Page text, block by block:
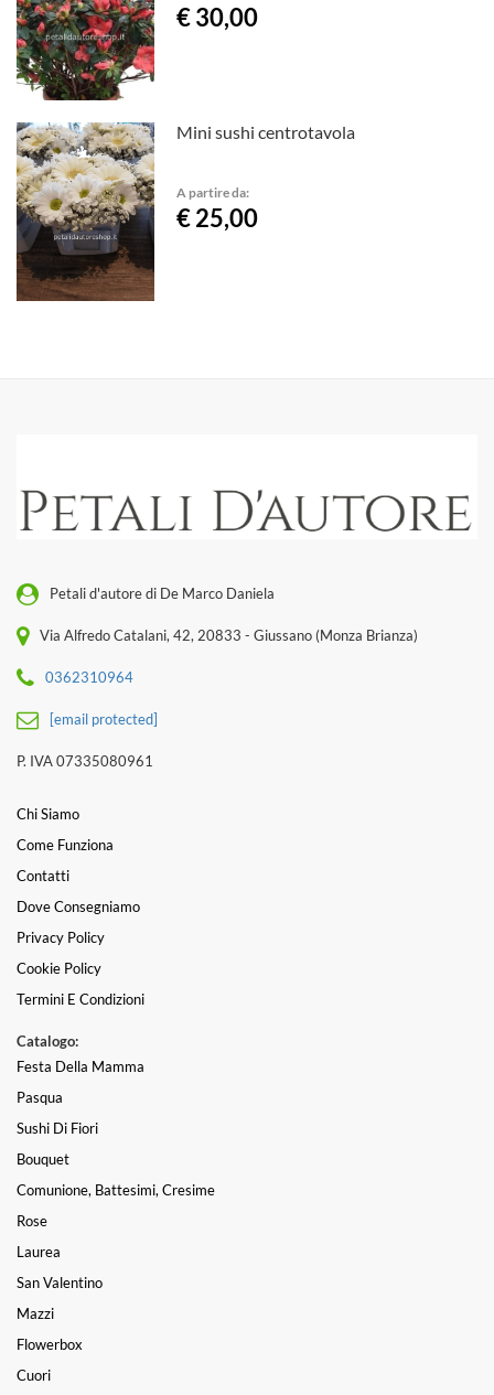
€ 30,00
Mini sushi centrotavola
A partire da:
€ 25,00
Petali d'autore di De Marco Daniela
Via Alfredo Catalani, 42, 20833 - Giussano (Monza Brianza)
0362310964
[email protected]
P. IVA 07335080961
Chi Siamo
Come Funziona
Contatti
Dove Consegniamo
Privacy Policy
Cookie Policy
Termini E Condizioni
Catalogo:
Festa Della Mamma
Pasqua
Sushi Di Fiori
Bouquet
Comunione, Battesimi, Cresime
Rose
Laurea
San Valentino
Mazzi
Flowerbox
Cuori